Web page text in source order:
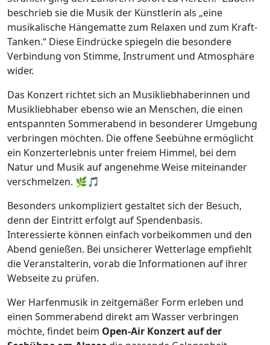
beschrieb sie die Musik der Künstlerin als „eine
musikalische Hängematte zum Relaxen und zum Kraft-
Tanken.“ Diese Eindrücke spiegeln die besondere
Verbindung von Stimme, Instrument und Atmosphäre
wider.
Das Konzert richtet sich an Musikliebhaberinnen und
Musikliebhaber ebenso wie an Menschen, die einen
entspannten Sommerabend in besonderer Umgebung
verbringen möchten. Die offene Seebühne ermöglicht
ein Konzerterlebnis unter freiem Himmel, bei dem
Natur und Musik auf angenehme Weise miteinander
verschmelzen. 🌿🎵
Besonders unkompliziert gestaltet sich der Besuch,
denn der Eintritt erfolgt auf Spendenbasis.
Interessierte können einfach vorbeikommen und den
Abend genießen. Bei unsicherer Wetterlage empfiehlt
die Veranstalterin, vorab die Informationen auf ihrer
Webseite zu prüfen.
Wer Harfenmusik in zeitgemäßer Form erleben und
einen Sommerabend direkt am Wasser verbringen
möchte, findet beim Open-Air Konzert auf der